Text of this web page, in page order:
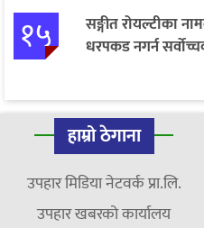
१५
सङ्गीत रोयल्टीका
धरपकड नगर्न
हाम्रो ठेगाना
उपहार मिडिया नेटवर्क प्रा.लि.
उपहार खबरको कार्यालय